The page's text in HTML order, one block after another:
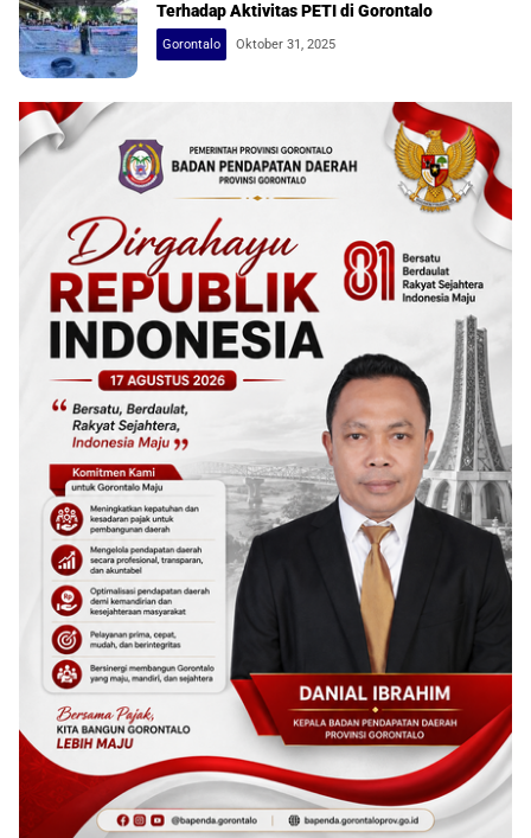
Terhadap Aktivitas PETI di Gorontalo
Gorontalo Oktober 31, 2025